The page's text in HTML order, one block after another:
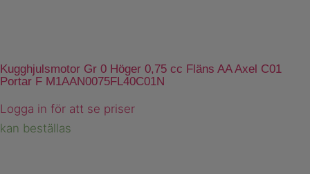
Kugghjulsmotor Gr 0 Höger 0,75 cc Fläns AA Axel C01
Portar F M1AAN0075FL40C01N
Logga in för att se priser
kan beställas